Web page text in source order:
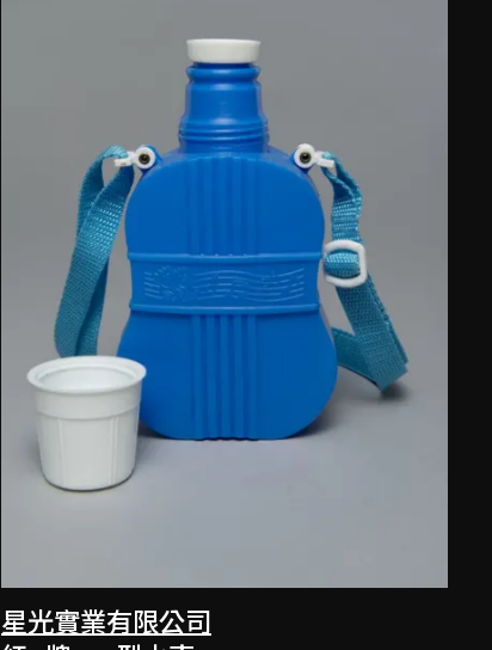
星光實業有限公司